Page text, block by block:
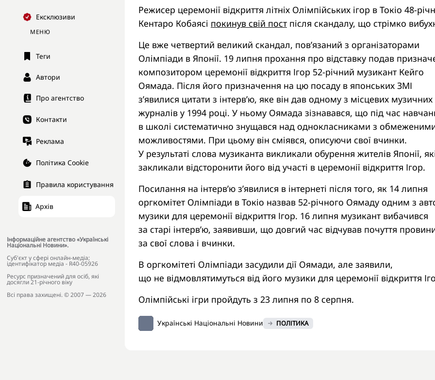
Ексклюзиви
МЕНЮ
Теги
Автори
Про агентство
Контакти
Реклама
Політика Cookie
Правила користування
Архів
Інформаційне агентство «Українські
Національні Новини».
Cуб'єкт у сфері онлайн-медіа;
ідентифікатор медіа - R40-05926
Ресурс призначений для осіб, які
досягли 21-річного віку
Всі права захищені. © 2007 — 2026
Режисер церемонії відкриття літніх Олімпійських ігор в Токіо 48-
Кентаро Кобаясі покинув свій пост після скандалу, що стрімко
Це вже четвертий великий скандал, пов’язаний з організаторами
Олімпіади в Японії. 19 липня прохання про відставку подав
композитором церемонії відкриття Ігор 52-річний музикант Кейго
Оямада. Після його призначення на цю посаду в японських ЗМІ
з’явилися цитати з інтерв’ю, яке він дав одному з місцевих музичних
журналів у 1994 році. У ньому Оямада зізнавався, що під час
в школі систематично знущався над однокласниками з
можливостями. При цьому він сміявся, описуючи свої вчинки.
У результаті слова музиканта викликали обурення жителів Японії,
закликали відсторонити його від участі в церемонії відкриття Ігор.
Посилання на інтерв’ю з’явилися в інтернеті після того, як 14 липня
оргкомітет Олімпіади в Токіо назвав 52-річного Оямаду одним з
музики для церемонії відкриття Ігор. 16 липня музикант вибачився
за старі інтерв’ю, заявивши, що довгий час відчував почуття
за свої слова і вчинки.
В оргкомітеті Олімпіади засудили дії Оямади, але заявили,
що не відмовлятимуться від його музики для церемонії відкриття
Олімпійські ігри пройдуть з 23 липня по 8 серпня.
Українські Національні Новини ПОЛІТИКА